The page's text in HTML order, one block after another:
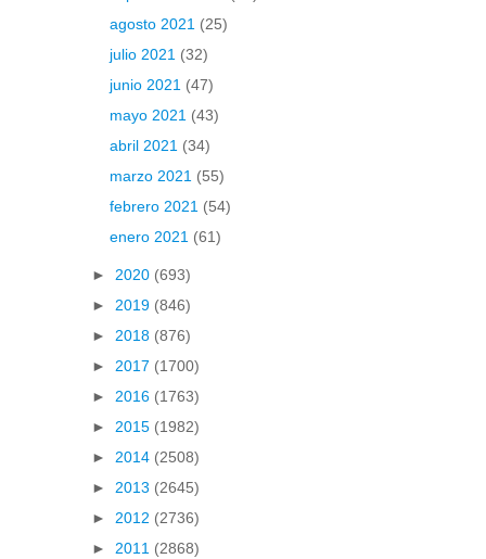
agosto 2021 (25)
julio 2021 (32)
junio 2021 (47)
mayo 2021 (43)
abril 2021 (34)
marzo 2021 (55)
febrero 2021 (54)
enero 2021 (61)
► 2020 (693)
► 2019 (846)
► 2018 (876)
► 2017 (1700)
► 2016 (1763)
► 2015 (1982)
► 2014 (2508)
► 2013 (2645)
► 2012 (2736)
► 2011 (2868)